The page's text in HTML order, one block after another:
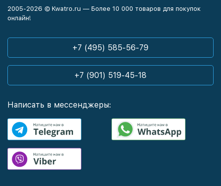
2005-2026 © Kwatro.ru — Более 10 000 товаров для покупок
онлайн!
+7 (495) 585-56-79
+7 (901) 519-45-18
Написать в мессенджеры: